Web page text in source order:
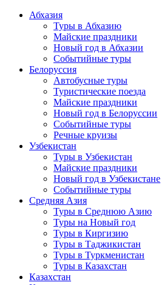
Абхазия
Туры в Абхазию
Майские праздники
Новый год в Абхазии
Событийные туры
Белоруссия
Автобусные туры
Туристические поезда
Майские праздники
Новый год в Белоруссии
Событийные туры
Речные круизы
Узбекистан
Туры в Узбекистан
Майские праздники
Новый год в Узбекистане
Событийные туры
Средняя Азия
Туры в Среднюю Азию
Туры на Новый год
Туры в Киргизию
Туры в Таджикистан
Туры в Туркменистан
Туры в Казахстан
Казахстан